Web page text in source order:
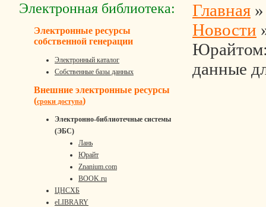
Электронная библиотека:
Электронные ресурсы
собственной генерации
Электронный каталог
Собственные базы данных
Внешние электронные ресурсы
(сроки доступа)
Электронно-библиотечные системы
(ЭБС)
Лань
Юрайт
Znanium.com
BOOK.ru
ЦНСХБ
eLIBRARY
Главная
Новости
Юрайтом:
данные